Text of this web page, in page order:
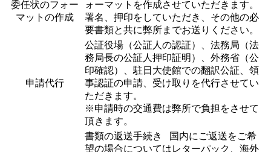
委任状のフォー
マットの作成
ォーマットを作成させていただきます。
署名、押印をしていただき、その他の必
要書類と共に弊所までお送りください。
申請代行
公証役場（公証人の認証）、法務局（法
務局長の公証人押印証明）、外務省（公
印確認）、駐日大使館での翻訳公証、領
事認証の申請、受け取りを代行させてい
ただきます。
※申請時の交通費は弊所で負担をさせて
頂きます。
書類の返送手続き 国内にご返送をご希
望の場合についてはレターパック、海外